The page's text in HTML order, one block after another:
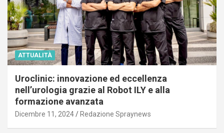
ATTUALITÀ
Uroclinic: innovazione ed eccellenza
nell’urologia grazie al Robot ILY e alla
formazione avanzata
Dicembre 11, 2024 Redazione Spraynews